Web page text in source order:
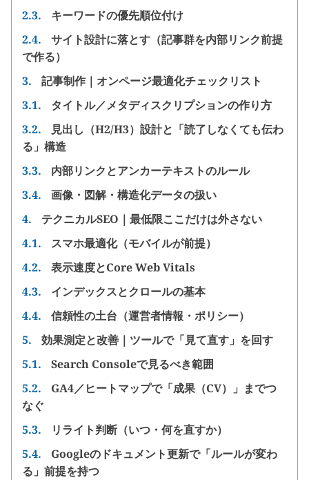
2.3.
キーワードの優先順位付け
2.4.
サイト設計に落とす（記事群を内部リンク前提
で作る）
3.
記事制作｜オンページ最適化チェックリスト
3.1.
タイトル／メタディスクリプションの作り方
3.2.
見出し（H2/H3）設計と「読了しなくても伝わ
る」構造
3.3.
内部リンクとアンカーテキストのルール
3.4.
画像・図解・構造化データの扱い
4.
テクニカルSEO｜最低限ここだけは外さない
4.1.
スマホ最適化（モバイルが前提）
4.2.
表示速度とCore Web Vitals
4.3.
インデックスとクロールの基本
4.4.
信頼性の土台（運営者情報・ポリシー）
5.
効果測定と改善｜ツールで「見て直す」を回す
5.1.
Search Consoleで見るべき範囲
5.2.
GA4／ヒートマップで「成果（CV）」までつ
なぐ
5.3.
リライト判断（いつ・何を直すか）
5.4.
Googleのドキュメント更新で「ルールが変わ
る」前提を持つ